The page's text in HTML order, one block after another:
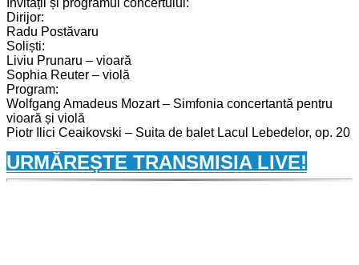
Invitații și programul concertului:
Dirijor:
Radu Postăvaru
Soliști:
Liviu Prunaru – vioară
Sophia Reuter – violă
Program:
Wolfgang Amadeus Mozart – Simfonia concertantă pentru
vioară și violă
Piotr Ilici Ceaikovski – Suita de balet Lacul Lebedelor, op. 20
URMĂREȘTE TRANSMISIA LIVE!